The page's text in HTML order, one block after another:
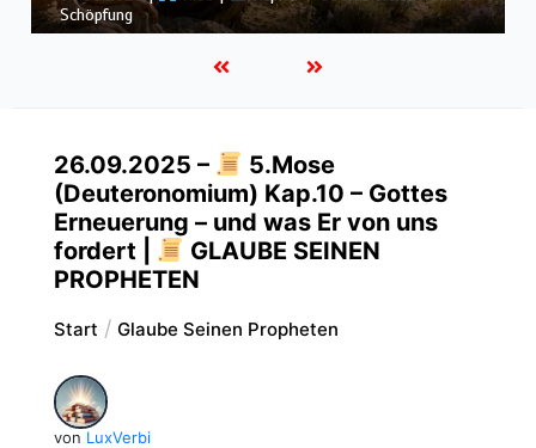
Schöpfung
26.09.2025 –
5.Mose
(Deuteronomium) Kap.10 – Gottes
Erneuerung – und was Er von uns
fordert |
GLAUBE SEINEN
PROPHETEN
Start Glaube Seinen Propheten
von LuxVerbi